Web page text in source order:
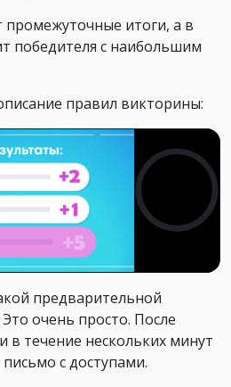
промежуточные итоги, а в
победителя с наибольшим
правил викторины:
предварительной
очень просто. После
в течение нескольких минут
с доступами.